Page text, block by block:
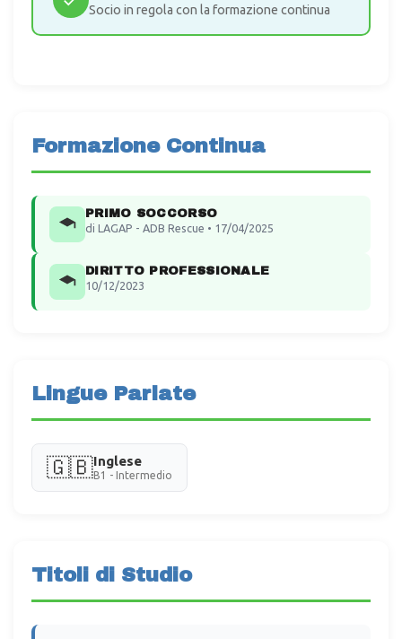
Socio in regola con la formazione continua
Formazione Continua
PRIMO SOCCORSO
di LAGAP - ADB Rescue • 17/04/2025
DIRITTO PROFESSIONALE
10/12/2023
Lingue Parlate
🇬🇧Inglese
B1 - Intermedio
Titoli di Studio